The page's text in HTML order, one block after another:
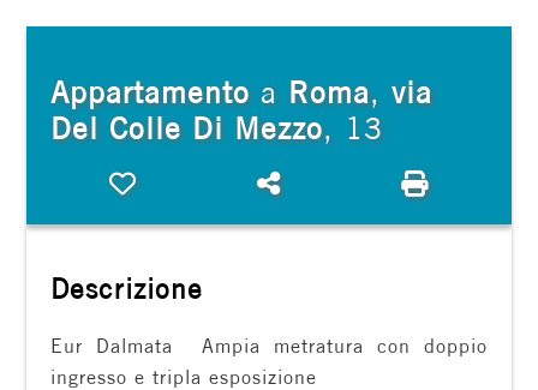
Appartamentoa Roma,via
Del Colle Di Mezzo, 13
Preferiti: Cod. Colle di mezzo
Condividi Stampa:
Descrizione
Eur Dalmata  Ampia metratura con doppio
ingresso e tripla esposizione
Tipologia